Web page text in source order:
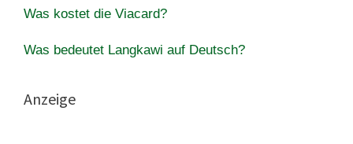
Was kostet die Viacard?
Was bedeutet Langkawi auf Deutsch?
Anzeige